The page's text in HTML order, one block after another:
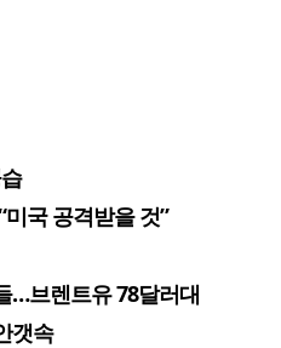
국 공격받을 것”
…브렌트유 78달러대
갯속